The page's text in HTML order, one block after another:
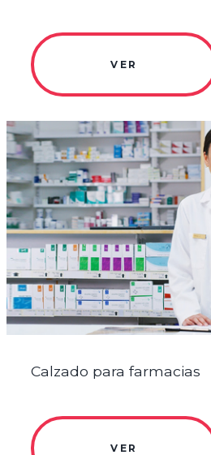
VER
Calzado para farmacias
VER